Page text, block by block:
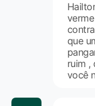
que
ruim ,
você